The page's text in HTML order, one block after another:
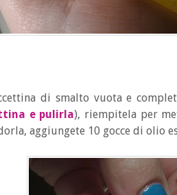
di smalto vuota e
e pulirla), riempitela per
aggiungete 10 gocce di olio